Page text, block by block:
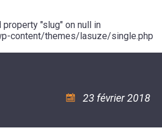
"slug" on null in
content/themes/lasuze/single.php
23 février 2018